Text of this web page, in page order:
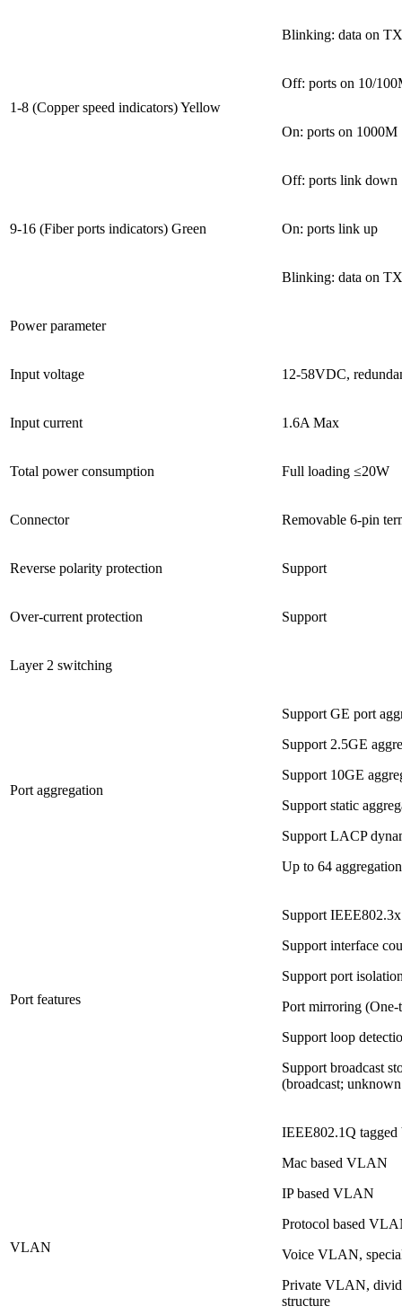
Blinking: data on
1-8 (Copper speed indicators) Yellow
Off: ports on 10/
On: ports on 1000M
9-16 (Fiber ports indicators) Green
Off: ports link down
On: ports link up
Blinking: data on
Power parameter
Input voltage 12-58VDC,
Input current 1.6A Max
Total power consumption Full loading ≤20W
Connector Removable 6-pin
Reverse polarity protection Support
Over-current protection Support
Layer 2 switching
Port aggregation
Support GE port
Support 2.5GE
Support 10GE
Support static
Support LACP
Up to 64
Port features
Support
Support interface
Support port
Port mirroring
Support loop
Support broadcast
(broadcast;
VLAN
IEEE802.1Q
Mac based VLAN
IP based VLAN
Protocol based
Voice VLAN,
Private VLAN,
structure